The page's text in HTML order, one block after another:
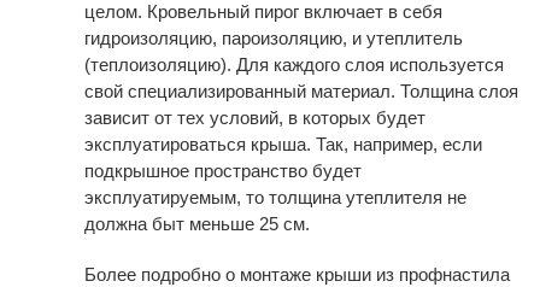
целом. Кровельный пирог включает в себя
гидроизоляцию, пароизоляцию, и утеплитель
(теплоизоляцию). Для каждого слоя используется
свой специализированный материал. Толщина слоя
зависит от тех условий, в которых будет
эксплуатироваться крыша. Так, например, если
подкрышное пространство будет
эксплуатируемым, то толщина утеплителя не
должна быт меньше 25 см.
Более подробно о монтаже крыши из профнастила